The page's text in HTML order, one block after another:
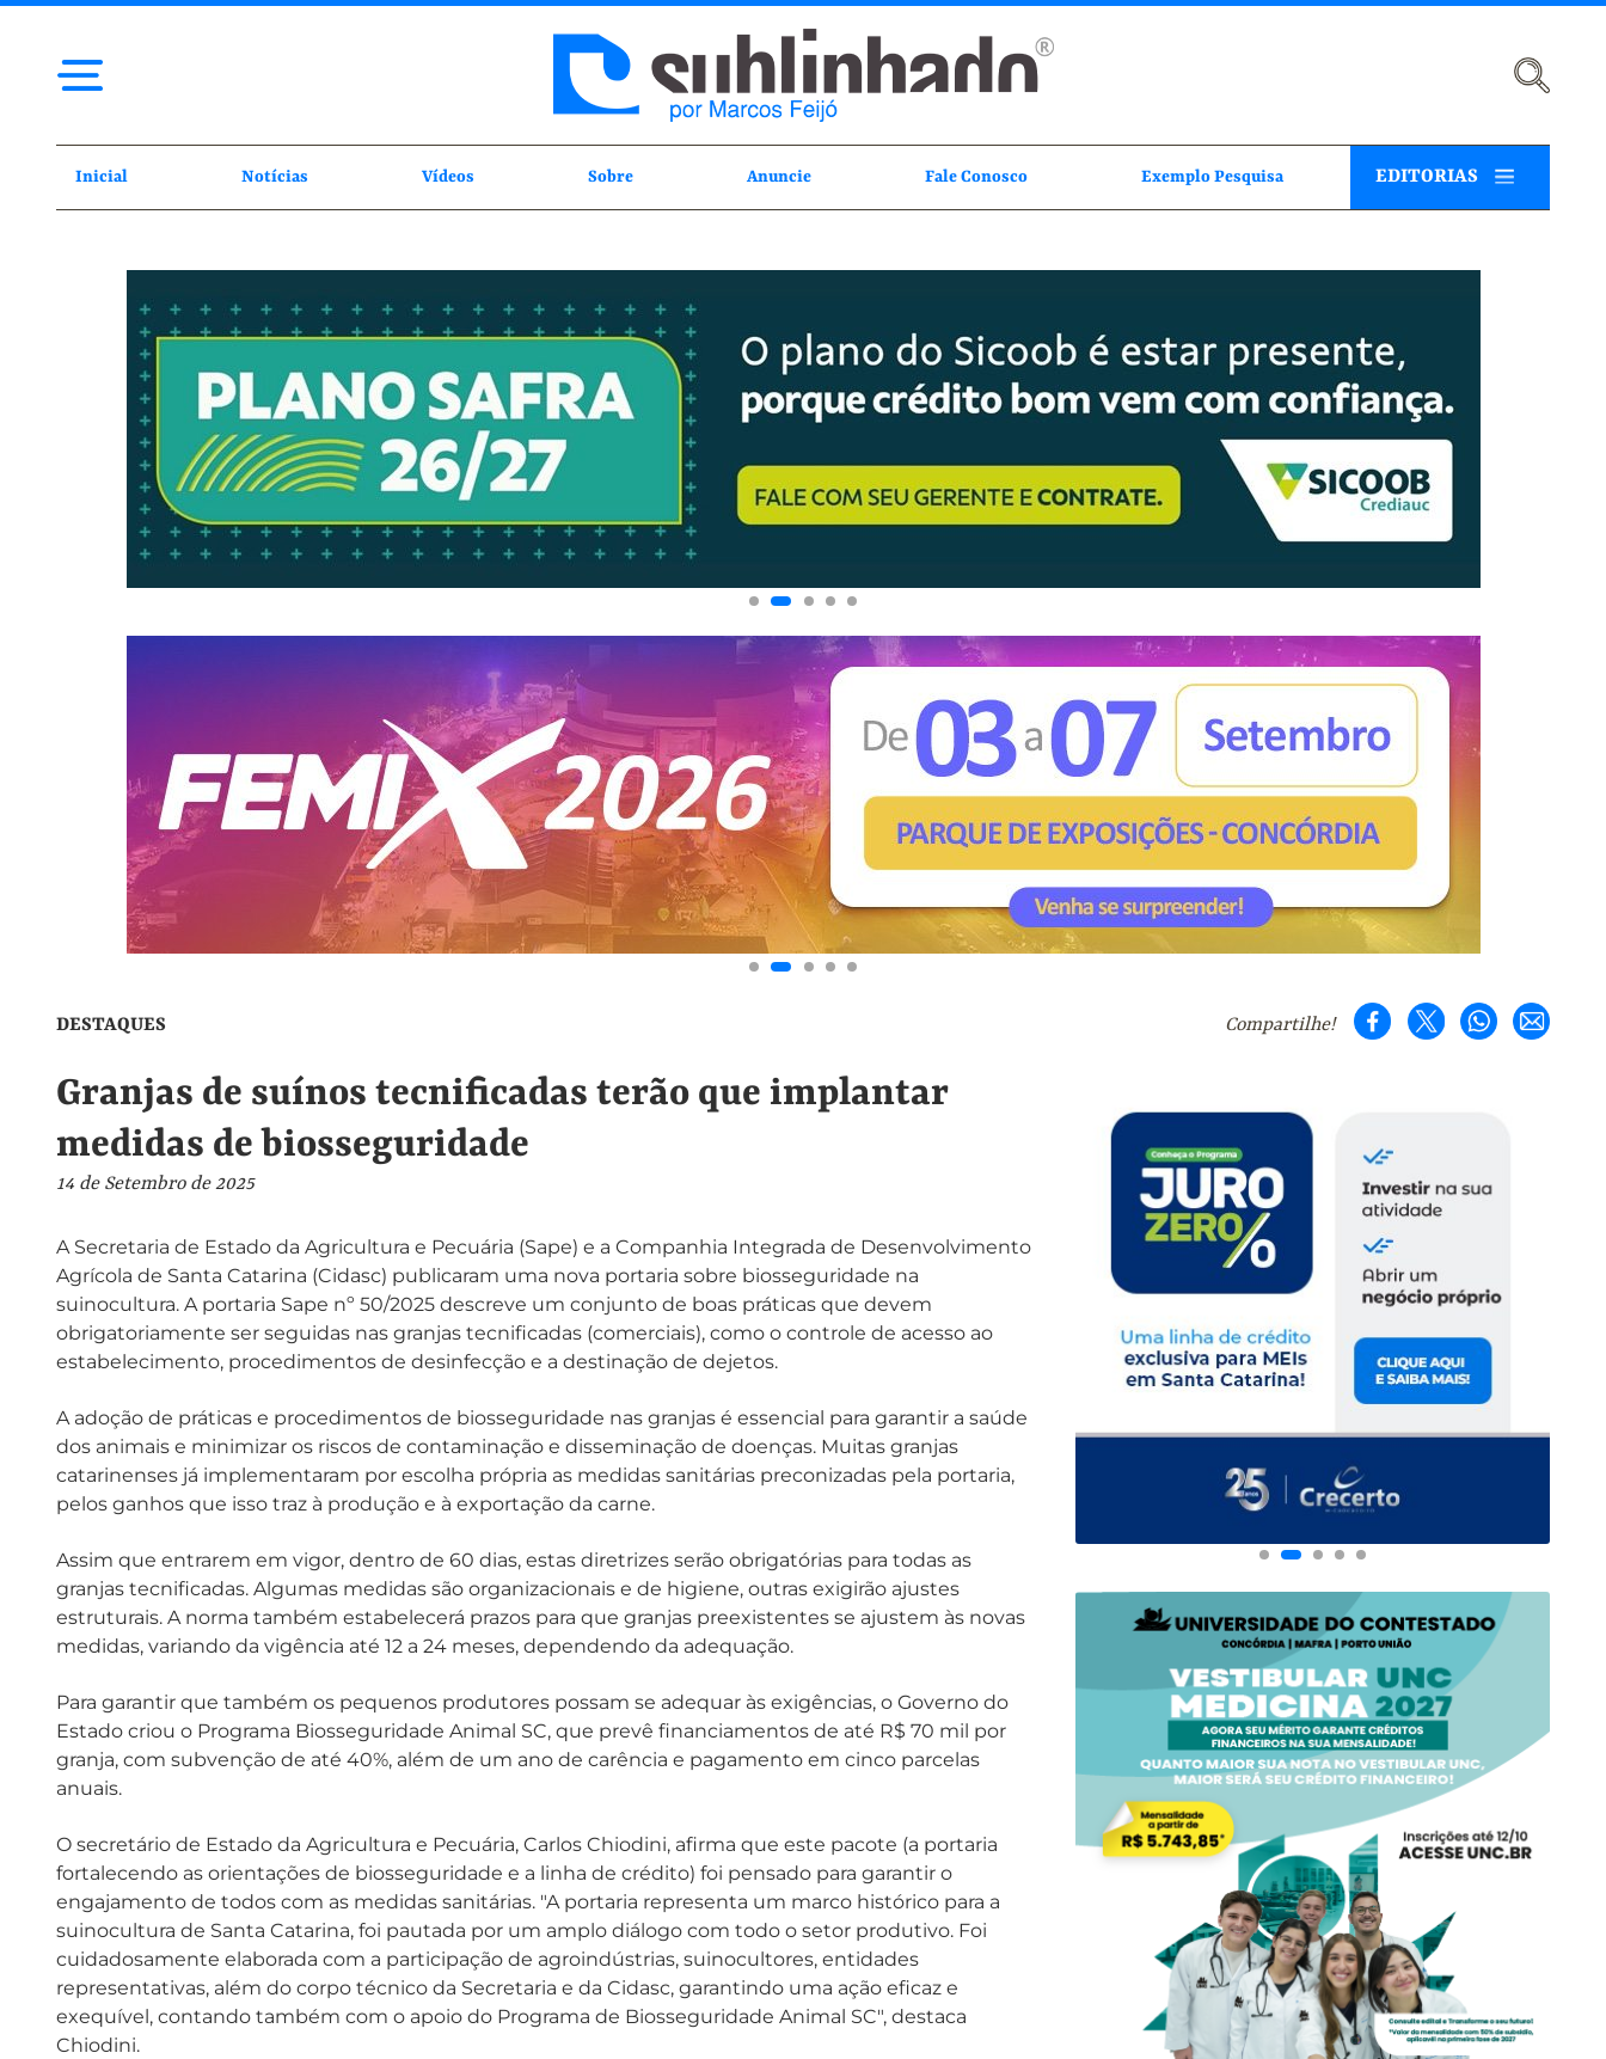
Inicial Notícias Vídeos Sobre Anuncie Fale Conosco Exemplo Pesquisa EDITORIAS
DESTAQUES Compartilhe!
Granjas de suínos tecnificadas terão que implantar
medidas de biosseguridade
14 de Setembro de 2025
A Secretaria de Estado da Agricultura e Pecuária (Sape) e a Companhia Integrada de Desenvolvimento
Agrícola de Santa Catarina (Cidasc) publicaram uma nova portaria sobre biosseguridade na
suinocultura. A portaria Sape nº 50/2025 descreve um conjunto de boas práticas que devem
obrigatoriamente ser seguidas nas granjas tecnificadas (comerciais), como o controle de acesso ao
estabelecimento, procedimentos de desinfecção e a destinação de dejetos.
A adoção de práticas e procedimentos de biosseguridade nas granjas é essencial para garantir a saúde
dos animais e minimizar os riscos de contaminação e disseminação de doenças. Muitas granjas
catarinenses já implementaram por escolha própria as medidas sanitárias preconizadas pela portaria,
pelos ganhos que isso traz à produção e à exportação da carne.
Assim que entrarem em vigor, dentro de 60 dias, estas diretrizes serão obrigatórias para todas as
granjas tecnificadas. Algumas medidas são organizacionais e de higiene, outras exigirão ajustes
estruturais. A norma também estabelecerá prazos para que granjas preexistentes se ajustem às novas
medidas, variando da vigência até 12 a 24 meses, dependendo da adequação.
Para garantir que também os pequenos produtores possam se adequar às exigências, o Governo do
Estado criou o Programa Biosseguridade Animal SC, que prevê financiamentos de até R$ 70 mil por
granja, com subvenção de até 40%, além de um ano de carência e pagamento em cinco parcelas
anuais.
O secretário de Estado da Agricultura e Pecuária, Carlos Chiodini, afirma que este pacote (a portaria
fortalecendo as orientações de biosseguridade e a linha de crédito) foi pensado para garantir o
engajamento de todos com as medidas sanitárias. "A portaria representa um marco histórico para a
suinocultura de Santa Catarina, foi pautada por um amplo diálogo com todo o setor produtivo. Foi
cuidadosamente elaborada com a participação de agroindústrias, suinocultores, entidades
representativas, além do corpo técnico da Secretaria e da Cidasc, garantindo uma ação eficaz e
exequível, contando também com o apoio do Programa de Biosseguridade Animal SC", destaca
Chiodini.